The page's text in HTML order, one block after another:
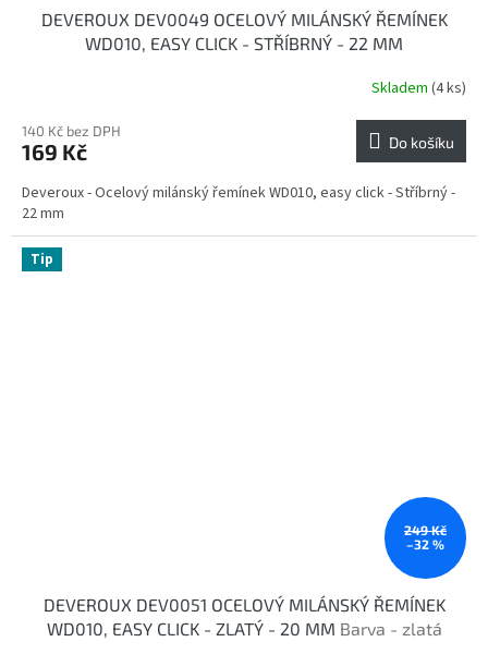
DEVEROUX DEV0049 OCELOVÝ MILÁNSKÝ ŘEMÍNEK
WD010, EASY CLICK - STŘÍBRNÝ - 22 MM
Skladem (4 ks)
140 Kč bez DPH
169 Kč Do košíku
Deveroux - Ocelový milánský řemínek WD010, easy click - Stříbrný -
22 mm
Tip
249 Kč
–32 %
DEVEROUX DEV0051 OCELOVÝ MILÁNSKÝ ŘEMÍNEK
WD010, EASY CLICK - ZLATÝ - 20 MM Barva - zlatá